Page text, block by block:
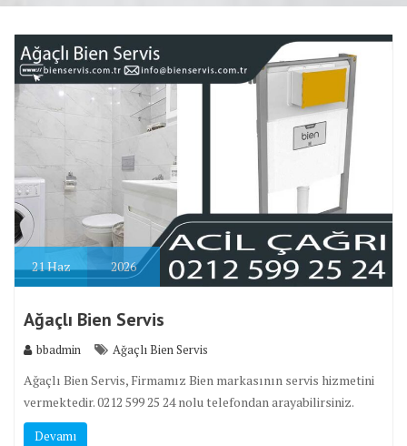
21Haz 2026
Ağaçlı Bien Servis
bbadmin Ağaçlı Bien Servis
Ağaçlı Bien Servis, Firmamız Bien markasının servis hizmetini
vermektedir. 0212 599 25 24 nolu telefondan arayabilirsiniz.
Devamı